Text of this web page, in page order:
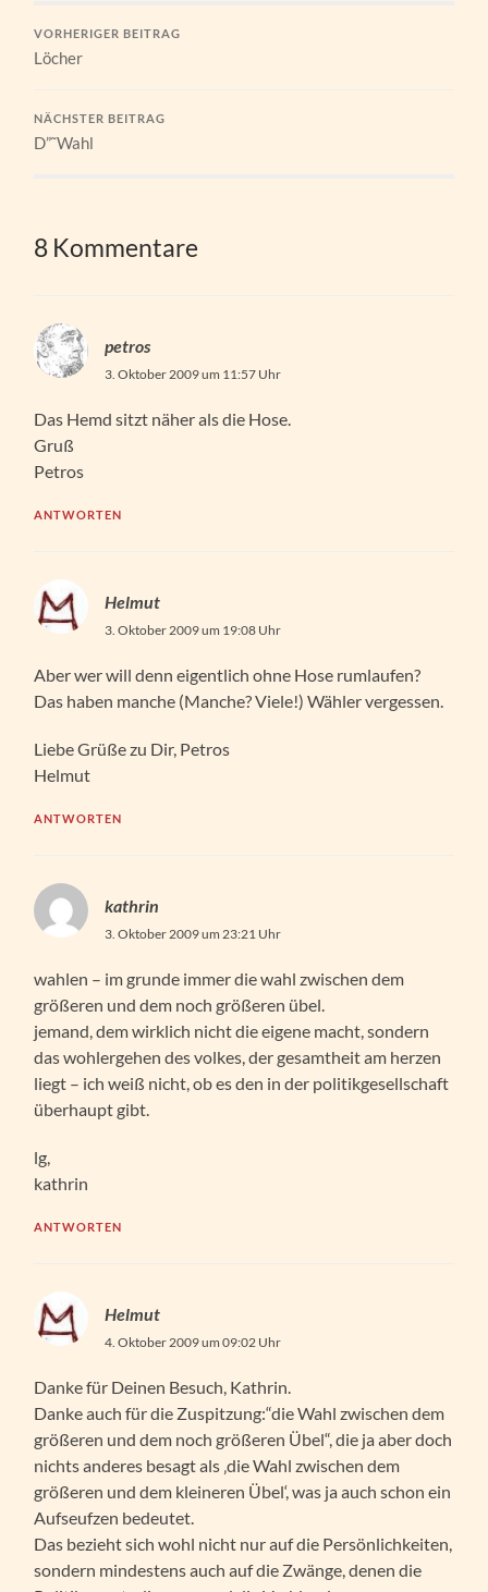
VORHERIGER BEITRAG
Löcher
NÄCHSTER BEITRAG
D”˜Wahl
8 Kommentare
petros
3. Oktober 2009 um 11:57 Uhr
Das Hemd sitzt näher als die Hose.
Gruß
Petros
ANTWORTEN
Helmut
3. Oktober 2009 um 19:08 Uhr
Aber wer will denn eigentlich ohne Hose rumlaufen?
Das haben manche (Manche? Viele!) Wähler vergessen.
Liebe Grüße zu Dir, Petros
Helmut
ANTWORTEN
kathrin
3. Oktober 2009 um 23:21 Uhr
wahlen – im grunde immer die wahl zwischen dem
größeren und dem noch größeren übel.
jemand, dem wirklich nicht die eigene macht, sondern
das wohlergehen des volkes, der gesamtheit am herzen
liegt – ich weiß nicht, ob es den in der politikgesellschaft
überhaupt gibt.
lg,
kathrin
ANTWORTEN
Helmut
4. Oktober 2009 um 09:02 Uhr
Danke für Deinen Besuch, Kathrin.
Danke auch für die Zuspitzung:“die Wahl zwischen dem
größeren und dem noch größeren Übel“, die ja aber doch
nichts anderes besagt als ‚die Wahl zwischen dem
größeren und dem kleineren Übel‘, was ja auch schon ein
Aufseufzen bedeutet.
Das bezieht sich wohl nicht nur auf die Persönlichkeiten,
sondern mindestens auch auf die Zwänge, denen die